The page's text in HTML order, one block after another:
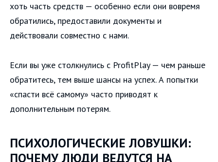
хоть часть средств — особенно если они вовремя
обратились, предоставили документы и
действовали совместно с нами.
Если вы уже столкнулись с ProfitPlay — чем раньше
обратитесь, тем выше шансы на успех. А попытки
«спасти всё самому» часто приводят к
дополнительным потерям.
ПСИХОЛОГИЧЕСКИЕ ЛОВУШКИ:
ПОЧЕМУ ЛЮДИ ВЕДУТСЯ НА